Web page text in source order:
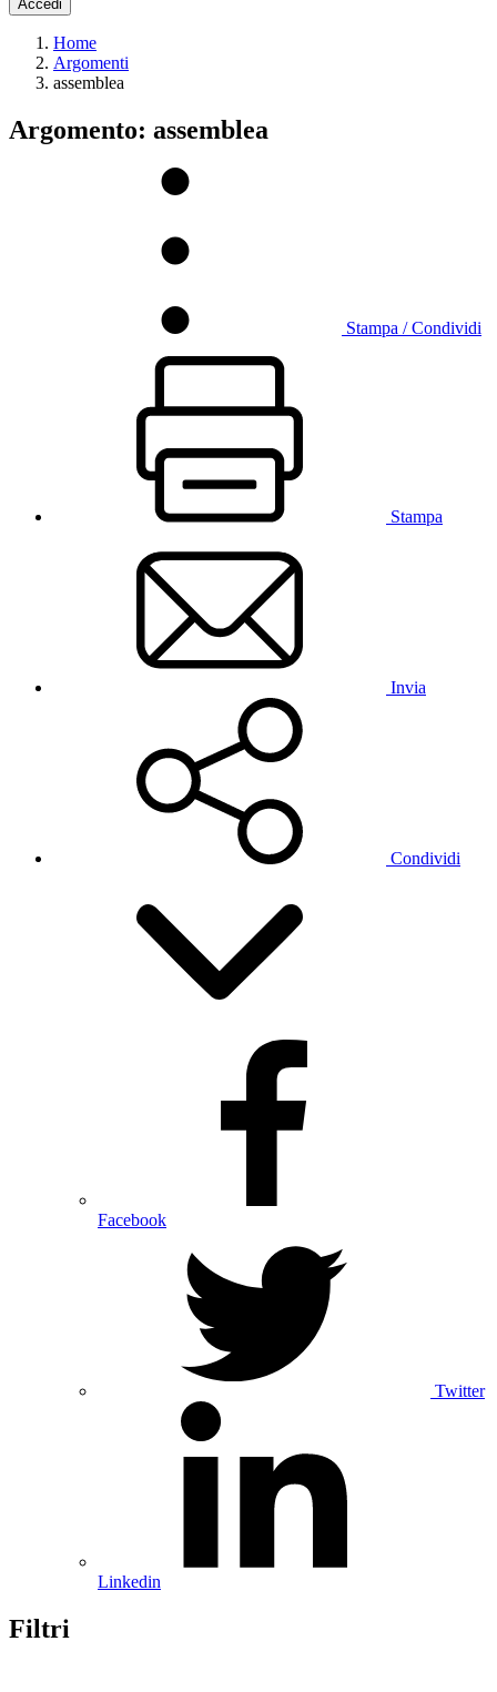
Accedi
Home
Argomenti
assemblea
Argomento: assemblea
Stampa / Condividi
Stampa
Invia
Condividi
Facebook
Twitter
Linkedin
Filtri